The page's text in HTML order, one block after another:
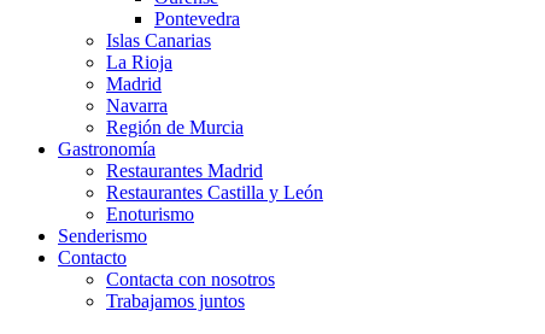
Pontevedra
Islas Canarias
La Rioja
Madrid
Navarra
Región de Murcia
Gastronomía
Restaurantes Madrid
Restaurantes Castilla y León
Enoturismo
Senderismo
Contacto
Contacta con nosotros
Trabajamos juntos